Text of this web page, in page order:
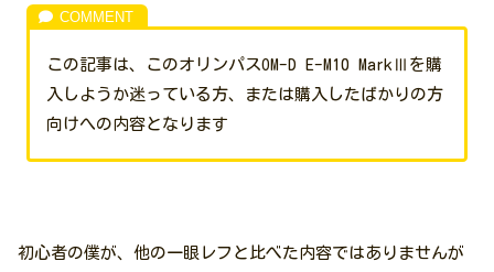
この記事は、このオリンパスOM-D E-M10 MarkⅢを購
入しようか迷っている方、または購入したばかりの方
向けへの内容となります
初心者の僕が、他の一眼レフと比べた内容ではありませんが